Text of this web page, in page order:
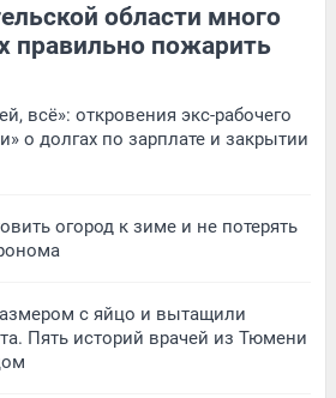
области много
правильно пожарить
всё»: откровения экс-рабочего
о долгах по зарплате и закрытии
огород к зиме и не потерять
с яйцо и вытащили
Пять историй врачей из Тюмени